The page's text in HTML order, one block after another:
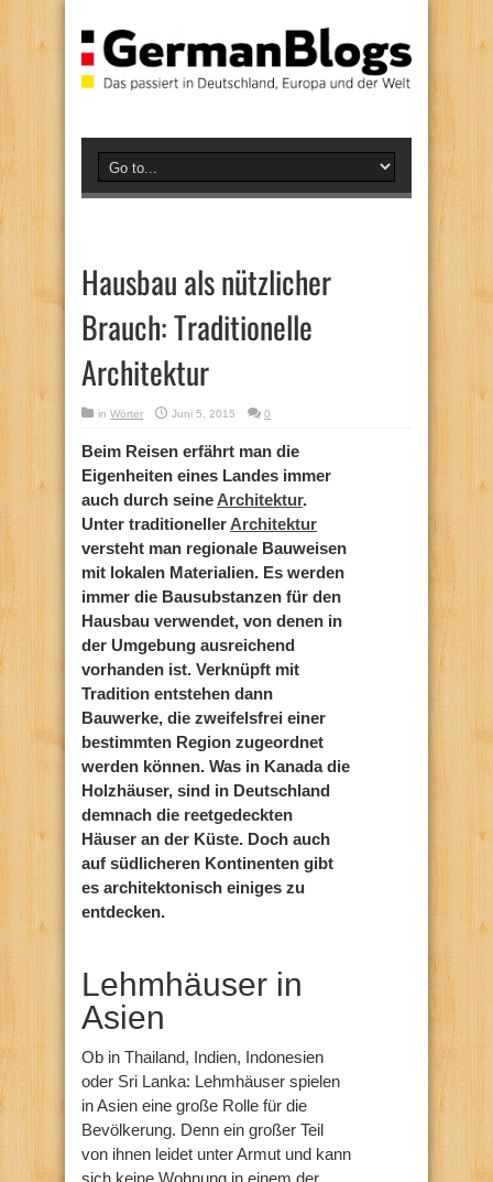
Hausbau als nützlicher
Brauch: Traditionelle
Architektur
in Wörter Juni 5, 2015 0
Beim Reisen erfährt man die
Eigenheiten eines Landes immer
auch durch seine Architektur.
Unter traditioneller Architektur
versteht man regionale Bauweisen
mit lokalen Materialien. Es werden
immer die Bausubstanzen für den
Hausbau verwendet, von denen in
der Umgebung ausreichend
vorhanden ist. Verknüpft mit
Tradition entstehen dann
Bauwerke, die zweifelsfrei einer
bestimmten Region zugeordnet
werden können. Was in Kanada die
Holzhäuser, sind in Deutschland
demnach die reetgedeckten
Häuser an der Küste. Doch auch
auf südlicheren Kontinenten gibt
es architektonisch einiges zu
entdecken.
Lehmhäuser in
Asien
Ob in Thailand, Indien, Indonesien
oder Sri Lanka: Lehmhäuser spielen
in Asien eine große Rolle für die
Bevölkerung. Denn ein großer Teil
von ihnen leidet unter Armut und kann
sich keine Wohnung in einem der